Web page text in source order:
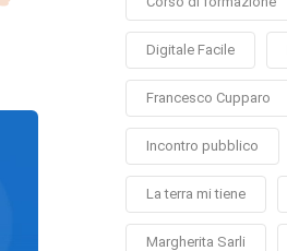
Digitale Facile
Francesco Cupparo
Incontro pubblico
La terra mi tiene
Margherita Sarli